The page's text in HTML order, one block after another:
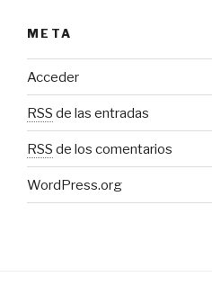
META
Acceder
RSS de las entradas
RSS de los comentarios
WordPress.org